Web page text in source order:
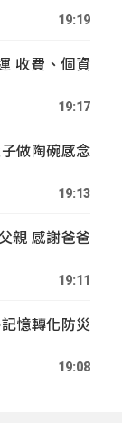
19:19
收費、個資
19:17
做陶碗感念
19:13
親 感謝爸爸
19:11
憶轉化防災
19:08